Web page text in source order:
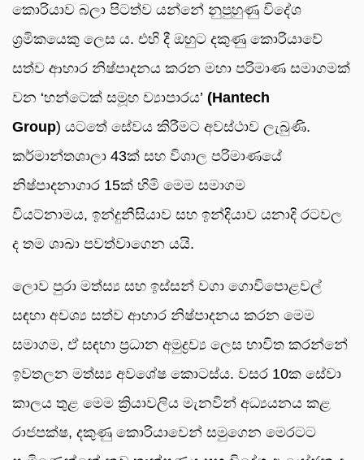
කොරියාව බලා පිටත්ව යන්නේ නුපුහුණු විදේශ
ශ්‍රමිකයෙකු ලෙස ය. එහි දී ඔහුට දකුණු කොරියාවේ
සත්ව ආහාර නිෂ්පාදනය කරන මහා පරිමාණ සමාගමක්
වන ‘හන්ටෙක් සමූහ ව්‍යාපාරය’ (Hantech
Group) යටතේ සේවය කිරීමට අවස්ථාව ලැබුණි.
කර්මාන්තශාලා 43ක් සහ විශාල පරිමාණයේ
නිෂ්පාදනාගාර 15ක් හිමි මෙම සමාගම
වියට්නාමය, ඉන්දුනීසියාව සහ ඉන්දියාව යනාදි රටවල
ද තම ශාඛා පවත්වාගෙන යයි.
ලොව පුරා මත්ස්‍ය සහ ඉස්සන් වගා ගොවිපොළවල්
සඳහා අවශ්‍ය සත්ව ආහාර නිෂ්පාදනය කරන මෙම
සමාගම, ඒ සඳහා ප්‍රධාන අමුද්‍රව්‍ය ලෙස භාවිත කරන්නේ
ඉවතලන මත්ස්‍ය අවශේෂ කොටස්ය. වසර 10ක සේවා
කාලය තුළ මෙම ක්‍රියාවලිය මැනවින් අධ්‍යයනය කළ
රාජපක්ෂ, දකුණු කොරියාවෙන් සමුගෙන මෙරටට